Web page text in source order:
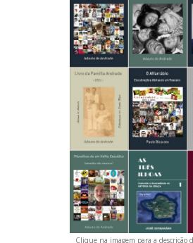
Clique na imagem para a descrição